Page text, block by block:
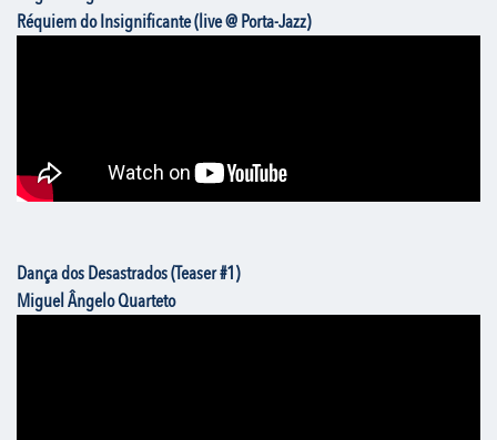
Réquiem do Insignificante (live @ Porta-Jazz)
Dança dos Desastrados (Teaser #1)
Miguel Ângelo Quarteto